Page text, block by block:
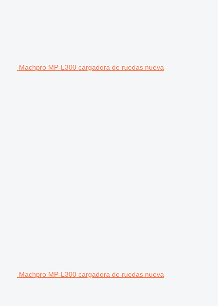
Machpro MP-L300 cargadora de ruedas nueva
Machpro MP-L300 cargadora de ruedas nueva